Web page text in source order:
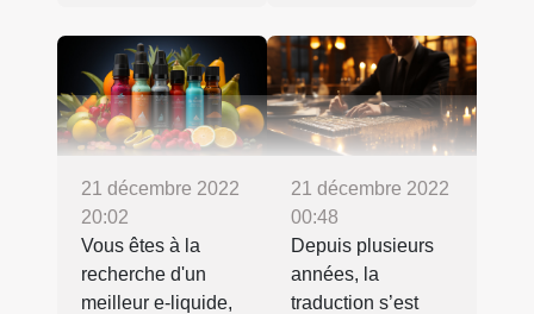
21 décembre 2022
20:02
Vous êtes à la
recherche d'un
meilleur e-liquide,
21 décembre 2022
00:48
Depuis plusieurs
années, la
traduction s’est